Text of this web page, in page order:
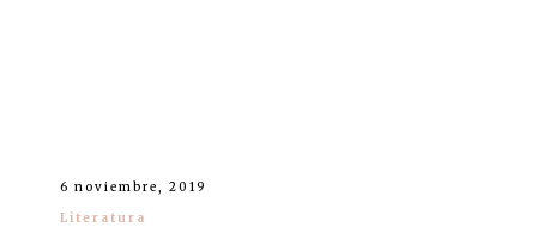
6 noviembre, 2019
Literatura